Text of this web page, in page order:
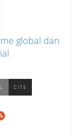
global dan
CITE